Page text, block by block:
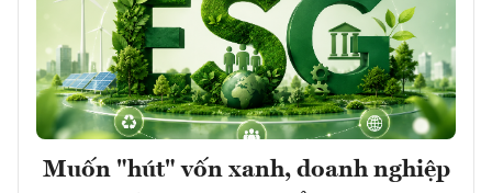
Muốn "hút" vốn xanh, doanh nghiệp